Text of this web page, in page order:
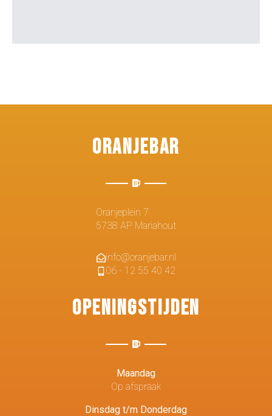
Oranjebar
Oranjeplein 7
5738 AP Mariahout
info@oranjebar.nl
06 - 12 55 40 42
Openingstijden
Maandag
Op afspraak
Dinsdag t/m Donderdag